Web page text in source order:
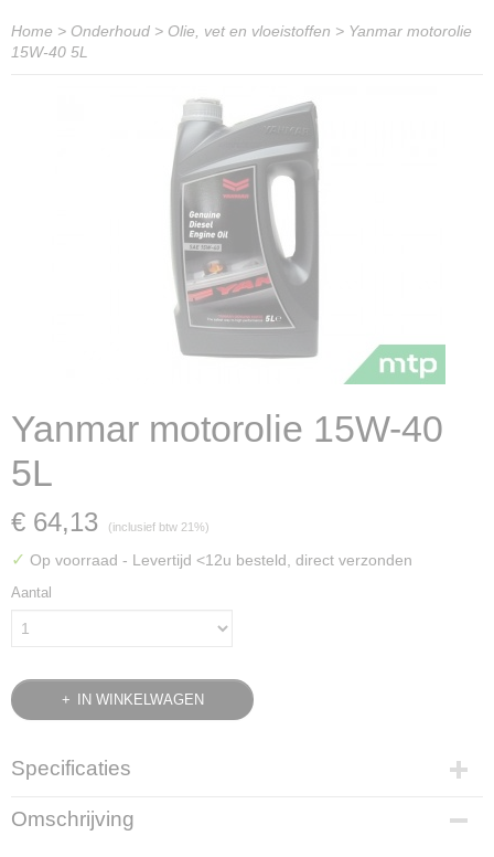
Home > Onderhoud > Olie, vet en vloeistoffen > Yanmar motorolie
15W-40 5L
Yanmar motorolie 15W-40
5L
€ 64,13 (inclusief btw 21%)
✓ Op voorraad - Levertijd <12u besteld, direct verzonden
Aantal
IN WINKELWAGEN
Specificaties
Bruto gewicht
5,00 Kg
Omschrijving